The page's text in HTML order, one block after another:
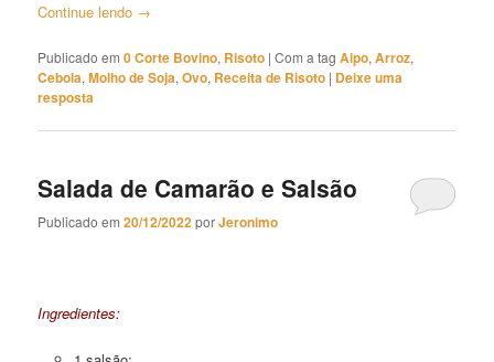
Continue lendo →
Publicado em 0 Corte Bovino, Risoto |Com a tagAipo,Arroz,
Cebola,Molho de Soja,Ovo, Receita de Risoto | Deixe uma
resposta
Salada de Camarão e Salsão
Publicado em20/12/2022porJeronimo
Ingredientes: